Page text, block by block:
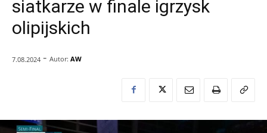
siatkarze w finale igrzysk
olipijskich
7.08.2024 - Autor: AW